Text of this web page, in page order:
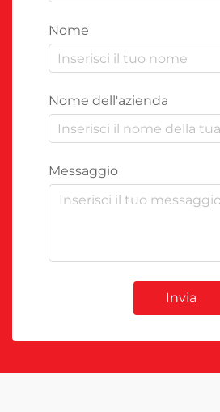
Nome
Nome dell'azienda
Messaggio
Invia